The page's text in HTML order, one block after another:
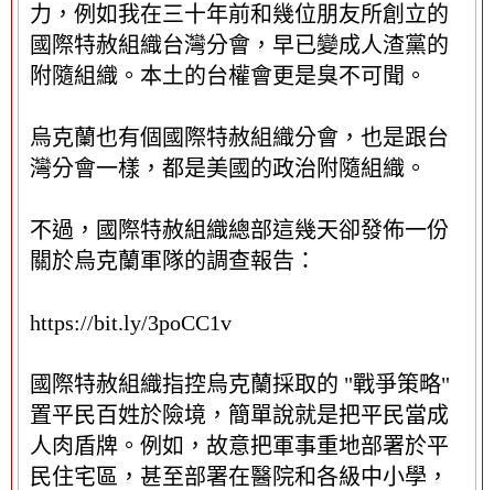
力，例如我在三十年前和幾位朋友所創立的
國際特赦組織台灣分會，早已變成人渣黨的
附隨組織。本土的台權會更是臭不可聞。
烏克蘭也有個國際特赦組織分會，也是跟台
灣分會一樣，都是美國的政治附隨組織。
不過，國際特赦組織總部這幾天卻發佈一份
關於烏克蘭軍隊的調查報告：
https://bit.ly/3poCC1v
國際特赦組織指控烏克蘭採取的 "戰爭策略"
置平民百姓於險境，簡單說就是把平民當成
人肉盾牌。例如，故意把軍事重地部署於平
民住宅區，甚至部署在醫院和各級中小學，